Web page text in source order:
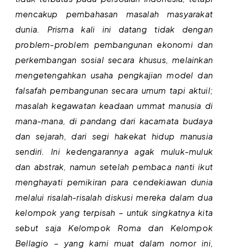
mencakup pembahasan masalah masyarakat
dunia. Prisma kali ini datang tidak dengan
problem-problem pembangunan ekonomi dan
perkembangan sosial secara khusus, melainkan
mengetengahkan usaha pengkajian model dan
falsafah pembangunan secara umum tapi aktuil;
masalah kegawatan keadaan ummat manusia di
mana-mana, di pandang dari kacamata budaya
dan sejarah, dari segi hakekat hidup manusia
sendiri. Ini kedengarannya agak muluk-muluk
dan abstrak, namun setelah pembaca nanti ikut
menghayati pemikiran para cendekiawan dunia
melalui risalah-risalah diskusi mereka dalam dua
kelompok yang terpisah – untuk singkatnya kita
sebut saja Kelompok Roma dan Kelompok
Bellagio – yang kami muat dalam nomor ini,